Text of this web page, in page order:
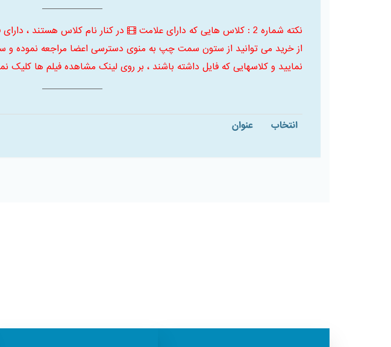
نکته شماره 2 : کلاس هایی که دارای علامت
در کنار نام کلاس هستند ،
از خرید می توانید از ستون سمت چپ به منوی دسترسی اعضا مراجعه نموده
نمایید و کلاسهایی که فایل داشته باشند ، بر روی لینک مشاهده فیلم ها کلیک
انتخاب عنوان